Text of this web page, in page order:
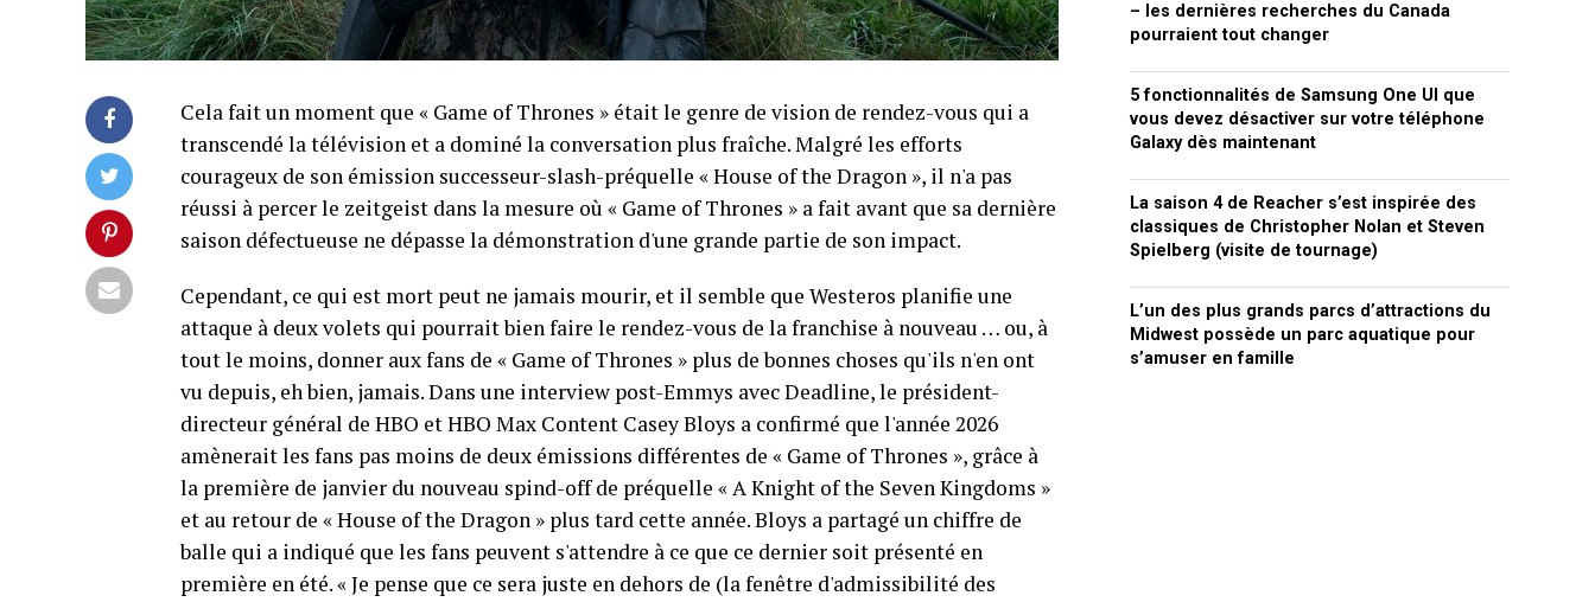
Cela fait un moment que « Game of Thrones » était le genre de vision de rendez-vous qui a
transcendé la télévision et a dominé la conversation plus fraîche. Malgré les efforts
courageux de son émission successeur-slash-préquelle « House of the Dragon », il n'a pas
réussi à percer le zeitgeist dans la mesure où « Game of Thrones » a fait avant que sa dernière
saison défectueuse ne dépasse la démonstration d'une grande partie de son impact.
Cependant, ce qui est mort peut ne jamais mourir, et il semble que Westeros planifie une
attaque à deux volets qui pourrait bien faire le rendez-vous de la franchise à nouveau … ou, à
tout le moins, donner aux fans de « Game of Thrones » plus de bonnes choses qu'ils n'en ont
vu depuis, eh bien, jamais. Dans une interview post-Emmys avec Deadline, le président-
directeur général de HBO et HBO Max Content Casey Bloys a confirmé que l'année 2026
amènerait les fans pas moins de deux émissions différentes de « Game of Thrones », grâce à
la première de janvier du nouveau spind-off de préquelle « A Knight of the Seven Kingdoms »
et au retour de « House of the Dragon » plus tard cette année. Bloys a partagé un chiffre de
balle qui a indiqué que les fans peuvent s'attendre à ce que ce dernier soit présenté en
première en été. « Je pense que ce sera juste en dehors de (la fenêtre d'admissibilité des
– les dernières recherches du Canada
pourraient tout changer
5 fonctionnalités de Samsung One UI que
vous devez désactiver sur votre téléphone
Galaxy dès maintenant
La saison 4 de Reacher s’est inspirée des
classiques de Christopher Nolan et Steven
Spielberg (visite de tournage)
L’un des plus grands parcs d’attractions du
Midwest possède un parc aquatique pour
s’amuser en famille